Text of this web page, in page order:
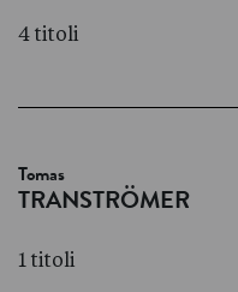
4 titoli
Tomas
TRANSTRÖMER
1 titoli